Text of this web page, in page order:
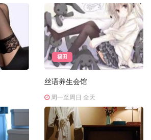
福田
丝语养生会馆
周一至周日 全天